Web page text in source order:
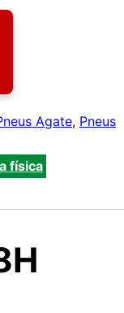
Agate, Pneus
física